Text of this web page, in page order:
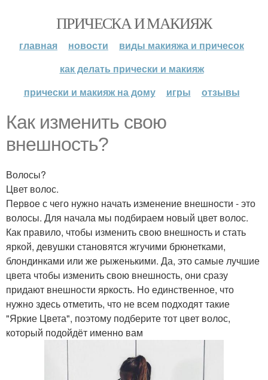
ПРИЧЕСКА И МАКИЯЖ
главная новости
виды макияжа и причесок
как делать прически и макияж
прически и макияж на дому
игры отзывы
Как изменить свою
внешность?
Волосы?
Цвет волос.
Первое с чего нужно начать изменение внешности - это
волосы. Для начала мы подбираем новый цвет волос.
Как правило, чтобы изменить свою внешность и стать
яркой, девушки становятся жгучими брюнетками,
блондинками или же рыженькими. Да, это самые лучшие
цвета чтобы изменить свою внешность, они сразу
придают внешности яркость. Но единственное, что
нужно здесь отметить, что не всем подходят такие
"Яркие Цвета", поэтому подберите тот цвет волос,
который подойдёт именно вам